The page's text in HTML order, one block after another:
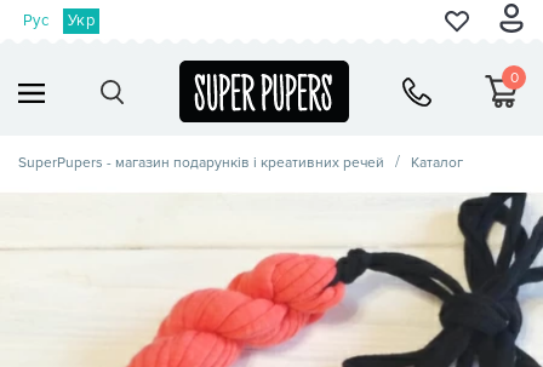
Рус Укр
0
SuperPupers - магазин подарунків і креативних речей Каталог